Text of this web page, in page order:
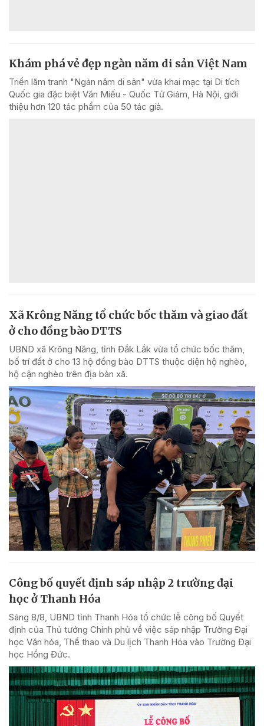
Khám phá vẻ đẹp ngàn năm di sản Việt Nam
Triển lãm tranh "Ngàn năm di sản" vừa khai mạc tại Di tích
Quốc gia đặc biệt Văn Miếu - Quốc Tử Giám, Hà Nội, giới
thiệu hơn 120 tác phẩm của 50 tác giả.
Xã Krông Năng tổ chức bốc thăm và giao đất
ở cho đồng bào DTTS
UBND xã Krông Năng, tỉnh Đắk Lắk vừa tổ chức bốc thăm,
bố trí đất ở cho 13 hộ đồng bào DTTS thuộc diện hộ nghèo,
hộ cận nghèo trên địa bàn xã.
Công bố quyết định sáp nhập 2 trường đại
học ở Thanh Hóa
Sáng 8/8, UBND tỉnh Thanh Hóa tổ chức lễ công bố Quyết
định của Thủ tướng Chính phủ về việc sáp nhập Trường Đại
học Văn hóa, Thể thao và Du lịch Thanh Hóa vào Trường Đại
học Hồng Đức.